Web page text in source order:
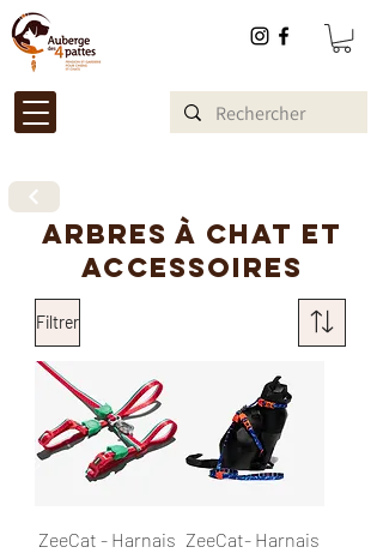
Arbres à chat et
accessoires
Filtrer
ZeeCat - Harnais ZeeCat- Harnais